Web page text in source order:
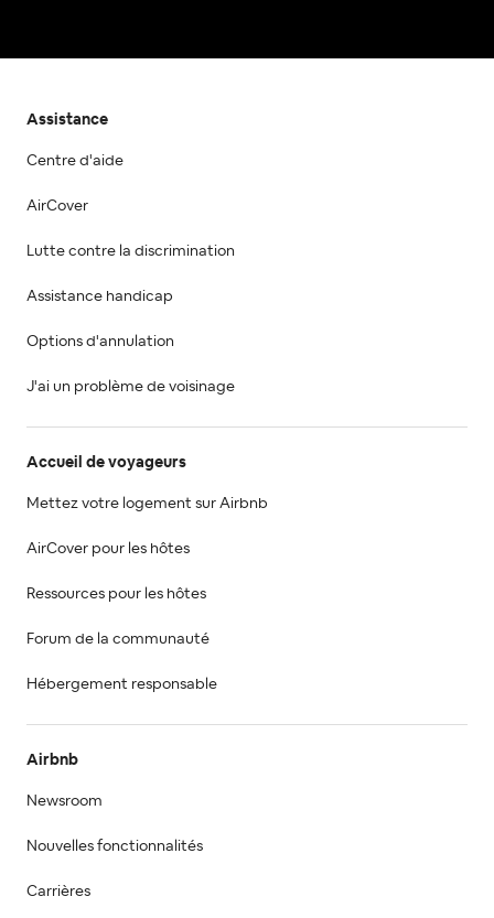
Assistance
Centre d'aide
AirCover
Lutte contre la discrimination
Assistance handicap
Options d'annulation
J'ai un problème de voisinage
Accueil de voyageurs
Mettez votre logement sur Airbnb
AirCover pour les hôtes
Ressources pour les hôtes
Forum de la communauté
Hébergement responsable
Airbnb
Newsroom
Nouvelles fonctionnalités
Carrières